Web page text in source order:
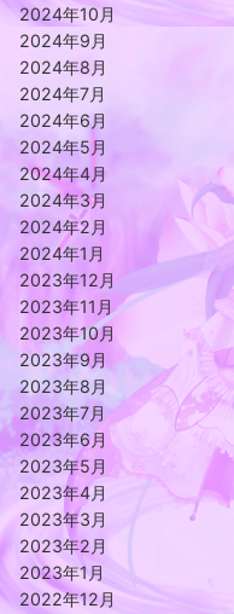
2024年10月
2024年9月
2024年8月
2024年7月
2024年6月
2024年5月
2024年4月
2024年3月
2024年2月
2024年1月
2023年12月
2023年11月
2023年10月
2023年9月
2023年8月
2023年7月
2023年6月
2023年5月
2023年4月
2023年3月
2023年2月
2023年1月
2022年12月